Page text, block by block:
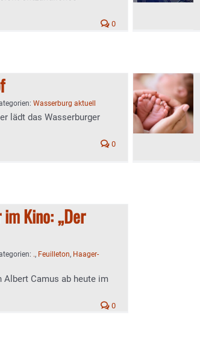
0
Wasserburg aktuell
lädt das Wasserburger
0
Kino: „Der
., Feuilleton, Haager-
Camus ab heute im
0